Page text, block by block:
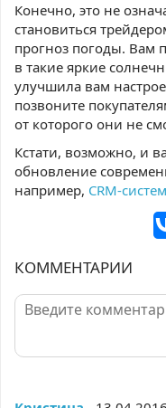
Конечно, это не
становиться
прогноз погоды. Вам
в такие яркие
улучшила вам
позвоните
от которого они не
Кстати, возможно, и
обновление
например, CRM-
КОММЕНТАРИИ